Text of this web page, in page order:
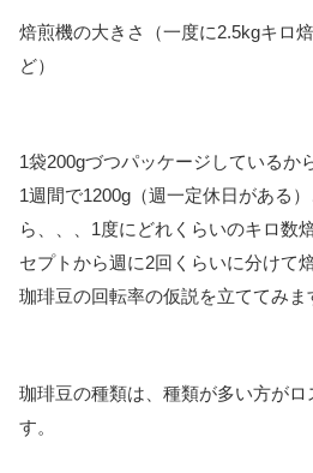
焙煎機の大きさ（一度に2.5kgキロ
ど）
1袋200gづつパッケージしているか
1週間で1200g（週一定休日がある
ら、、、1度にどれくらいのキロ数
セプトから週に2回くらいに分けて
珈琲豆の回転率の仮説を立ててみま
珈琲豆の種類は、種類が多い方が
す。